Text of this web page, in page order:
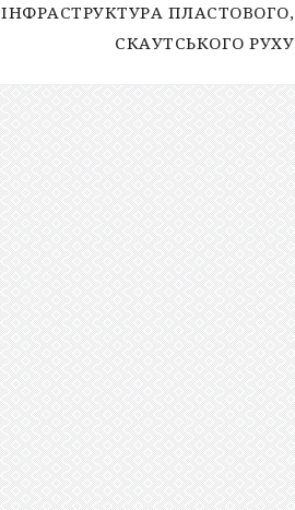
ІНФРАСТРУКТУРА ПЛАСТОВОГО,
СКАУТСЬКОГО РУХУ